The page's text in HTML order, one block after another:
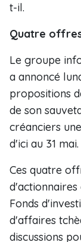
t-il.
Quatre
Le groupe
a annoncé
propositions
de son
créanciers
d'ici au 31 mai.
Ces quatre
Fonds
d'affaires
discussions